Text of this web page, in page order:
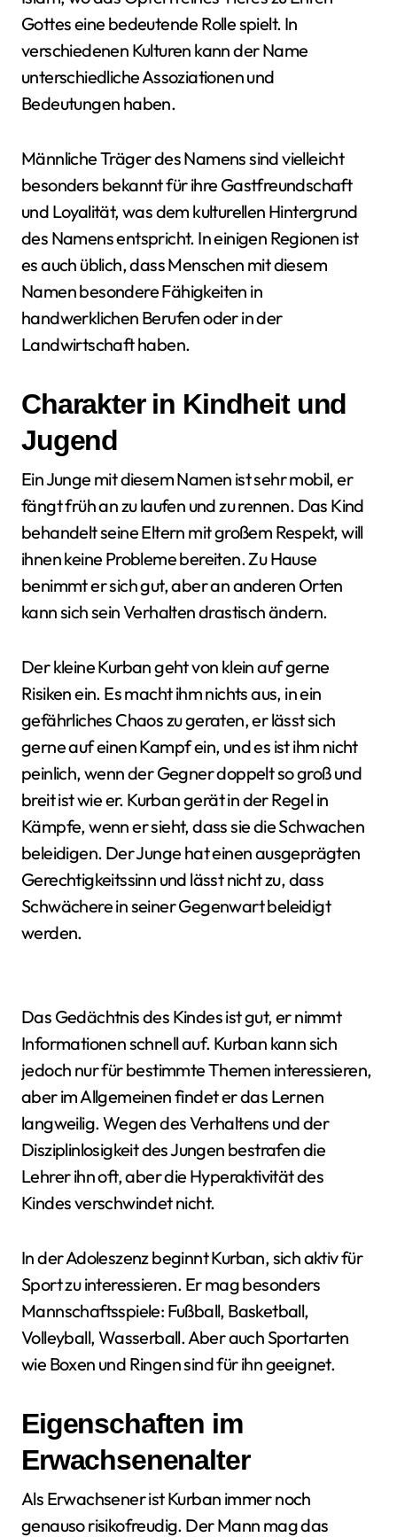
Gottes eine bedeutende Rolle spielt. In
verschiedenen Kulturen kann der Name
unterschiedliche Assoziationen und
Bedeutungen haben.
Männliche Träger des Namens sind vielleicht
besonders bekannt für ihre Gastfreundschaft
und Loyalität, was dem kulturellen Hintergrund
des Namens entspricht. In einigen Regionen ist
es auch üblich, dass Menschen mit diesem
Namen besondere Fähigkeiten in
handwerklichen Berufen oder in der
Landwirtschaft haben.
Charakter in Kindheit und
Jugend
Ein Junge mit diesem Namen ist sehr mobil, er
fängt früh an zu laufen und zu rennen. Das Kind
behandelt seine Eltern mit großem Respekt, will
ihnen keine Probleme bereiten. Zu Hause
benimmt er sich gut, aber an anderen Orten
kann sich sein Verhalten drastisch ändern.
Der kleine Kurban geht von klein auf gerne
Risiken ein. Es macht ihm nichts aus, in ein
gefährliches Chaos zu geraten, er lässt sich
gerne auf einen Kampf ein, und es ist ihm nicht
peinlich, wenn der Gegner doppelt so groß und
breit ist wie er. Kurban gerät in der Regel in
Kämpfe, wenn er sieht, dass sie die Schwachen
beleidigen. Der Junge hat einen ausgeprägten
Gerechtigkeitssinn und lässt nicht zu, dass
Schwächere in seiner Gegenwart beleidigt
werden.
Das Gedächtnis des Kindes ist gut, er nimmt
Informationen schnell auf. Kurban kann sich
jedoch nur für bestimmte Themen interessieren,
aber im Allgemeinen findet er das Lernen
langweilig. Wegen des Verhaltens und der
Disziplinlosigkeit des Jungen bestrafen die
Lehrer ihn oft, aber die Hyperaktivität des
Kindes verschwindet nicht.
In der Adoleszenz beginnt Kurban, sich aktiv für
Sport zu interessieren. Er mag besonders
Mannschaftsspiele: Fußball, Basketball,
Volleyball, Wasserball. Aber auch Sportarten
wie Boxen und Ringen sind für ihn geeignet.
Eigenschaften im
Erwachsenenalter
Als Erwachsener ist Kurban immer noch
genauso risikofreudig. Der Mann mag das